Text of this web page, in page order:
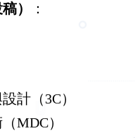
）
：
計（3C）
MDC）